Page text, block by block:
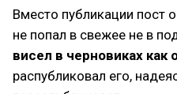
Вместо публикации пост
не попал в свежее не в
висел в черновиках как
распубликовал его,